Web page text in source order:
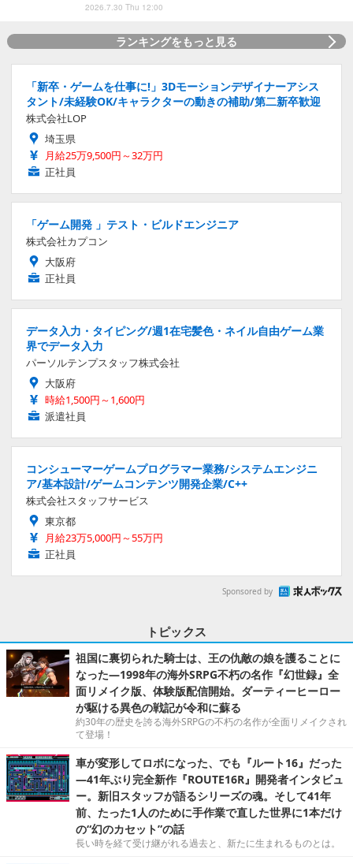
2026.7.30 Thu 12:00
ランキングをもっと見る
「新卒・ゲームを仕事に!」3Dモーションデザイナーアシス
タント/未経験OK/キャラクターの動きの補助/第二新卒歓迎
株式会社LOP
埼玉県
月給25万9,500円～32万円
正社員
「ゲーム開発 」テスト・ビルドエンジニア
株式会社カプコン
大阪府
正社員
データ入力・タイピング/週1在宅髪色・ネイル自由ゲーム業
界でデータ入力
パーソルテンプスタッフ株式会社
大阪府
時給1,500円～1,600円
派遣社員
コンシューマーゲームプログラマー業務/システムエンジニ
ア/基本設計/ゲームコンテンツ開発企業/C++
株式会社スタッフサービス
東京都
月給23万5,000円～55万円
正社員
Sponsored by
トピックス
祖国に裏切られた騎士は、王の仇敵の娘を護ることに
なった―1998年の海外SRPG不朽の名作『幻世録』全
面リメイク版、体験版配信開始。ダーティーヒーロー
が駆ける異色の戦記が令和に蘇る
約30年の歴史を誇る海外SRPGの不朽の名作が全面リメイクされ
て登場！
車が変形してロボになった、でも『ルート16』だった
―41年ぶり完全新作『ROUTE16R』開発者インタビュ
ー。新旧スタッフが語るシリーズの魂。そして41年
前、たった1人のために手作業で直した世界に1本だけ
の“幻のカセット”の話
長い時を経て受け継がれる過去と、新たに生まれるものとは。